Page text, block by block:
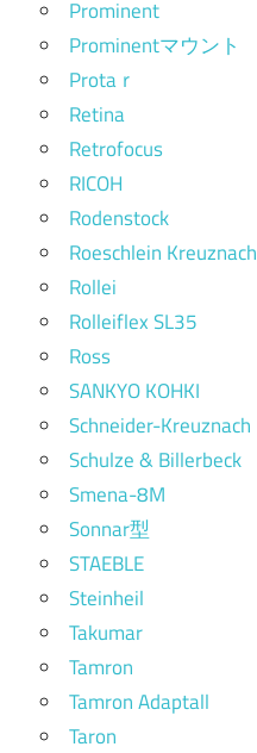
Prominent
Prominentマウント
Protaｒ
Retina
Retrofocus
RICOH
Rodenstock
Roeschlein Kreuznach
Rollei
Rolleiflex SL35
Ross
SANKYO KOHKI
Schneider-Kreuznach
Schulze & Billerbeck
Smena-8M
Sonnar型
STAEBLE
Steinheil
Takumar
Tamron
Tamron Adaptall
Taron